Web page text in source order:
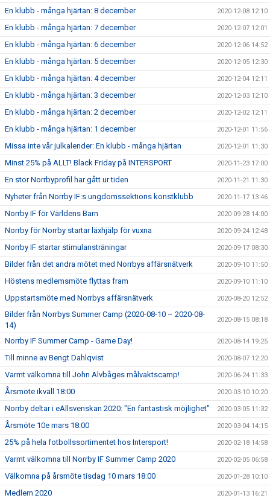
En klubb - många hjärtan: 8 december 2020-12-08 12:10
En klubb - många hjärtan: 7 december 2020-12-07 12:01
En klubb - många hjärtan: 6 december 2020-12-06 14:52
En klubb - många hjärtan: 5 december 2020-12-05 12:30
En klubb - många hjärtan: 4 december 2020-12-04 12:11
En klubb - många hjärtan: 3 december 2020-12-03 12:10
En klubb - många hjärtan: 2 december 2020-12-02 12:11
En klubb - många hjärtan: 1 december 2020-12-01 11:56
Missa inte vår julkalender: En klubb - många hjärtan 2020-12-01 11:30
Minst 25% på ALLT! Black Friday på INTERSPORT 2020-11-23 17:00
En stor Norrbyprofil har gått ur tiden 2020-11-21 11:30
Nyheter från Norrby IF:s ungdomssektions konstklubb 2020-11-17 13:46
Norrby IF för Världens Barn 2020-09-28 14:00
Norrby för Norrby startar läxhjälp för vuxna 2020-09-24 12:48
Norrby IF startar stimulansträningar 2020-09-17 08:30
Bilder från det andra mötet med Norrbys affärsnätverk 2020-09-10 11:50
Höstens medlemsmöte flyttas fram 2020-09-10 11:10
Uppstartsmöte med Norrbys affärsnätverk 2020-08-20 12:52
Bilder från Norrbys Summer Camp (2020-08-10 – 2020-08-
14)
2020-08-15 08:18
Norrby IF Summer Camp - Game Day! 2020-08-14 19:25
Till minne av Bengt Dahlqvist 2020-08-07 12:20
Varmt välkomna till John Alvbåges målvaktscamp! 2020-06-24 11:33
Årsmöte ikväll 18:00 2020-03-10 10:20
Norrby deltar i eAllsvenskan 2020: "En fantastisk möjlighet" 2020-03-05 11:32
Årsmöte 10e mars 18:00 2020-03-04 14:15
25% på hela fotbollssortimentet hos Intersport! 2020-02-18 14:58
Varmt välkomna till Norrby IF Summer Camp 2020 2020-02-05 06:58
Välkomna på årsmöte tisdag 10 mars 18:00 2020-01-28 10:10
Medlem 2020 2020-01-13 16:21